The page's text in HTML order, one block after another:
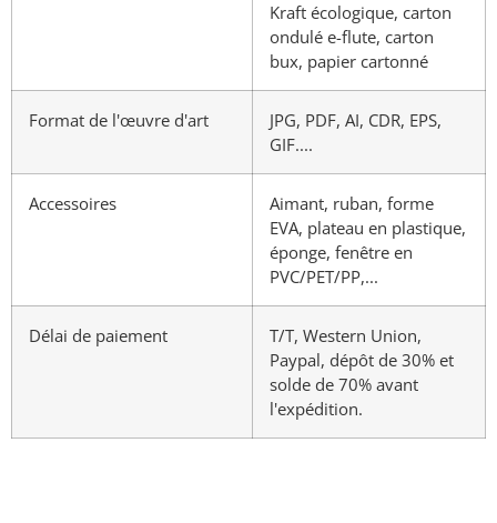
Kraft écologique, carton
ondulé e-flute, carton
bux, papier cartonné
Format de l'œuvre d'art
JPG, PDF, AI, CDR, EPS,
GIF....
Accessoires
Aimant, ruban, forme
EVA, plateau en plastique,
éponge, fenêtre en
PVC/PET/PP,...
Délai de paiement
T/T, Western Union,
Paypal, dépôt de 30% et
solde de 70% avant
l'expédition.